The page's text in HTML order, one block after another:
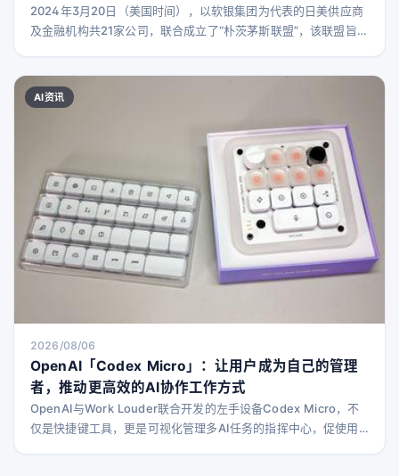
2024年3月20日（美国时间），以软银集团为代表的日美供应商
及金融机构共21家公司，联合成立了“朴茨茅斯联盟”，该联盟旨在
17日公布的全球最大燃气火力发电项目——“9.2GW朴茨茅斯动力
园区项目”。 由软银集团及美国AEP俄亥俄公司推动，软银集团旗
AI资讯
2026/08/06
OpenAI「Codex Micro」：让用户成为自己的管理
者，推动更高效的AI协作工作方式
OpenAI与Work Louder联合开发的左手设备Codex Micro，不
仅是快捷键工具，更是可视化管理多AI任务的指挥中心，促使用